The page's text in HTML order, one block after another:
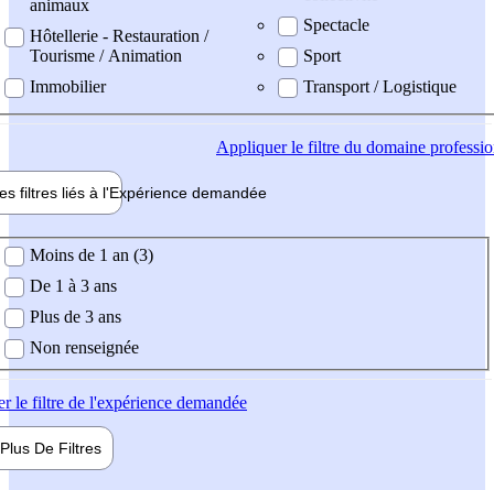
animaux
Hôtellerie - Restauration /
Tourisme / Animation
Immobilier
Spectacle
Sport
Transport / Logistique
Appliquerle filtre du domaine
filtres liés à l'Expérience demandée
demandée
Moins de 1 an (3)
De 1 à 3 ans
Plus de 3 ans
Non renseignée
le filtre de l'expérience demandée
Plus De Filtres